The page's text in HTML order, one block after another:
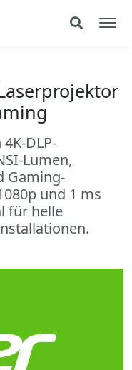
DLP-
Lumen,
Gaming-
und 1 ms
für helle